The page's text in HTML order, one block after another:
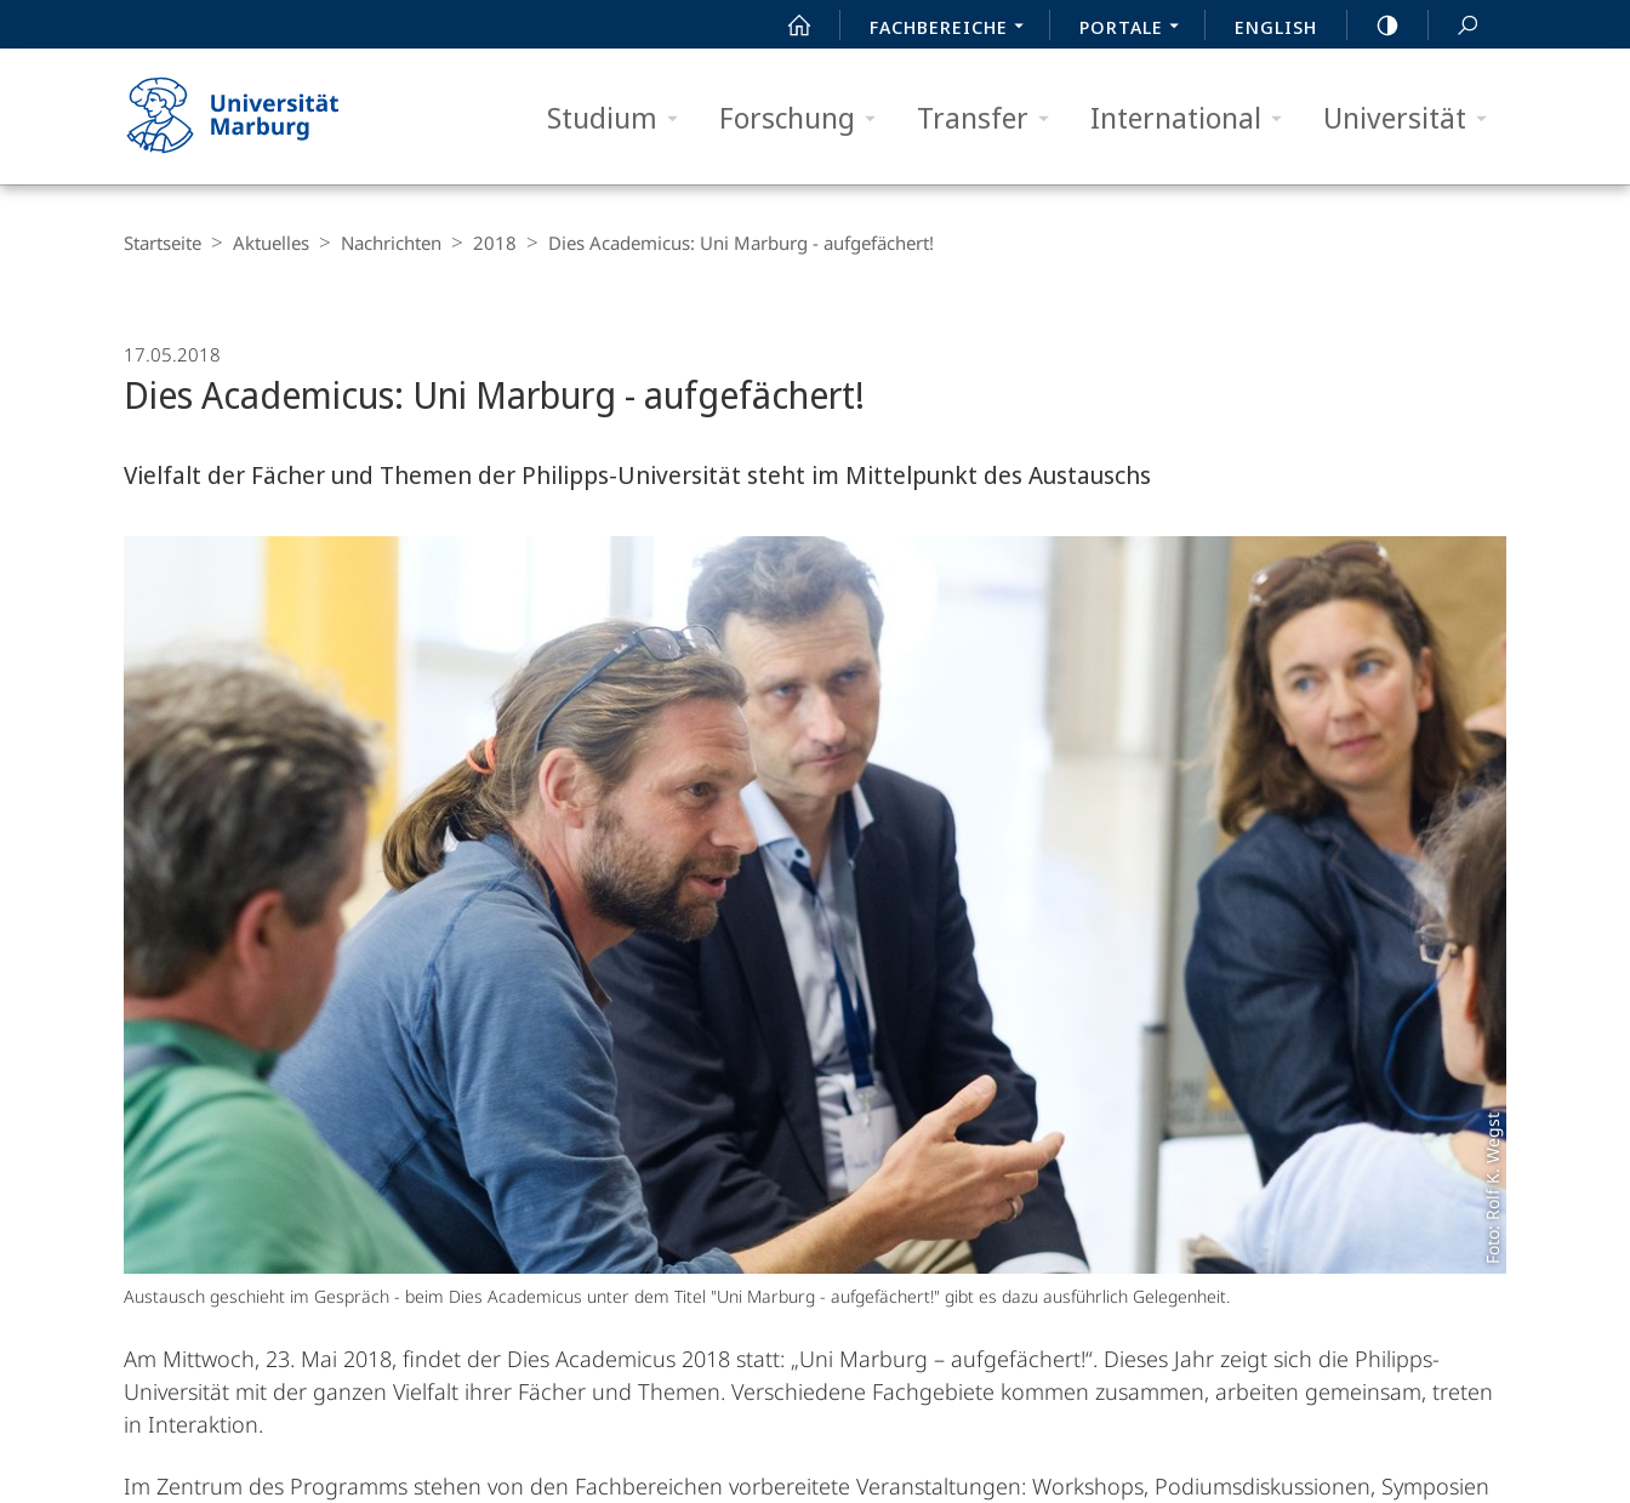
FACHBEREICHE PORTALE ENGLISH
Studium Forschung Transfer International Universität
Philipps-
Marburg
Navigation
Startseite Aktuelles Nachrichten 2018 Dies Academicus: Uni Marburg - aufgefächert!
17.05.2018
Dies Academicus: Uni Marburg - aufgefächert!
Vielfalt der Fächer und Themen der Philipps-Universität steht im Mittelpunkt des Austauschs
Foto: Rolf K. Wegst
Austausch geschieht im Gespräch - beim Dies Academicus unter dem Titel "Uni Marburg - aufgefächert!" gibt es dazu ausführlich Gelegenheit.
Am Mittwoch, 23. Mai 2018, findet der Dies Academicus 2018 statt: „Uni Marburg – aufgefächert!“. Dieses Jahr zeigt sich die Philipps-
Universität mit der ganzen Vielfalt ihrer Fächer und Themen. Verschiedene Fachgebiete kommen zusammen, arbeiten gemeinsam, treten
in Interaktion.
Im Zentrum des Programms stehen von den Fachbereichen vorbereitete Veranstaltungen: Workshops, Podiumsdiskussionen, Symposien